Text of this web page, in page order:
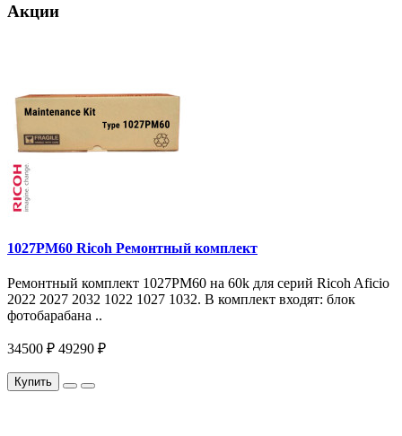
Акции
1027PM60 Ricoh Ремонтный комплект
Ремонтный комплект 1027PM60 на 60k для серий Ricoh Aficio
2022 2027 2032 1022 1027 1032. В комплект входят: блок
фотобарабана ..
34500 ₽ 49290 ₽
Купить